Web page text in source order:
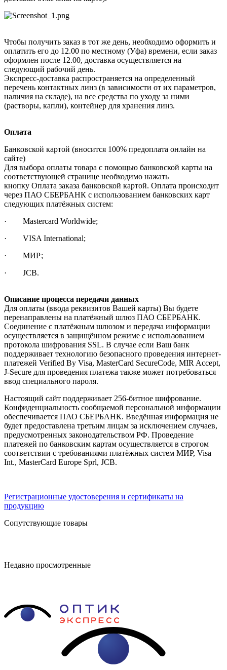
Чтобы получить заказ в тот же день, необходимо оформить и
оплатить его до 12.00 по местному (Уфа) времени, если заказ
оформлен после 12.00, доставка осуществляется на
следующий рабочий день.
Экспресс-доставка распространяется на определенный
перечень контактных линз (в зависимости от их параметров,
наличия на складе), на все средства по уходу за ними
(растворы, капли), контейнер для хранения линз.
Оплата
Банковской картой (вносится 100% предоплата онлайн на
сайте)
Для выбора оплаты товара с помощью банковской карты на
соответствующей странице необходимо нажать
кнопку Оплата заказа банковской картой. Оплата происходит
через ПАО СБЕРБАНК с использованием банковских карт
следующих платёжных систем:
· Mastercard Worldwide;
· VISA International;
· МИР;
· JCB.
Описание процесса передачи данных
Для оплаты (ввода реквизитов Вашей карты) Вы будете
перенаправлены на платёжный шлюз ПАО СБЕРБАНК.
Соединение с платёжным шлюзом и передача информации
осуществляется в защищённом режиме с использованием
протокола шифрования SSL. В случае если Ваш банк
поддерживает технологию безопасного проведения интернет-
платежей Verified By Visa, MasterCard SecureCode, MIR Accept,
J-Secure для проведения платежа также может потребоваться
ввод специального пароля.
Настоящий сайт поддерживает 256-битное шифрование.
Конфиденциальность сообщаемой персональной информации
обеспечивается ПАО СБЕРБАНК. Введённая информация не
будет предоставлена третьим лицам за исключением случаев,
предусмотренных законодательством РФ. Проведение
платежей по банковским картам осуществляется в строгом
соответствии с требованиями платёжных систем МИР, Visa
Int., MasterCard Europe Sprl, JCB.
Регистрационные удостоверения и сертификаты на
продукцию
Сопутствующие товары
Недавно просмотренные